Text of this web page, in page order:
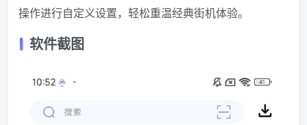
操作进行自定义设置，轻松重温经典街机体验。
软件截图